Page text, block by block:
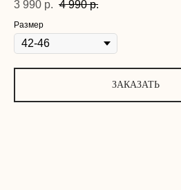
3 990 р. 4 990 р.
Размер
ЗАКАЗАТЬ